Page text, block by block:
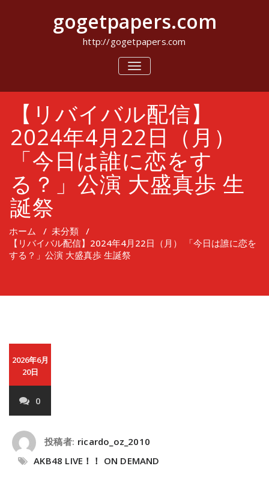
キ
gogetpapers.com
http://gogetpapers.com
ナ
ビ
シ
ョ
ン
を
切
り
替
え
【リバイバル配信】
2024年4月22日（月）
「今日は誰に恋をす
る？」公演 大盛真歩 生
誕祭
ホーム / 未分類 /
【リバイバル配信】2024年4月22日（月） 「今日は誰に恋を
する？」公演 大盛真歩 生誕祭
2026年6月
20日
0
投稿者: ricardo_oz_2010
AKB48 LIVE！！ ON DEMAND